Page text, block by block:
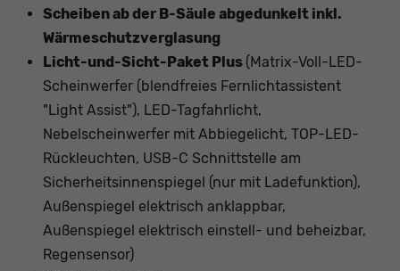
Scheiben ab der B-Säule abgedunkelt inkl.
Wärmeschutzverglasung
Licht-und-Sicht-Paket Plus (Matrix-Voll-LED-
Scheinwerfer (blendfreies Fernlichtassistent
"Light Assist"), LED-Tagfahrlicht,
Nebelscheinwerfer mit Abbiegelicht, TOP-LED-
Rückleuchten, USB-C Schnittstelle am
Sicherheitsinnenspiegel (nur mit Ladefunktion),
Außenspiegel elektrisch anklappbar,
Außenspiegel elektrisch einstell- und beheizbar,
Regensensor)